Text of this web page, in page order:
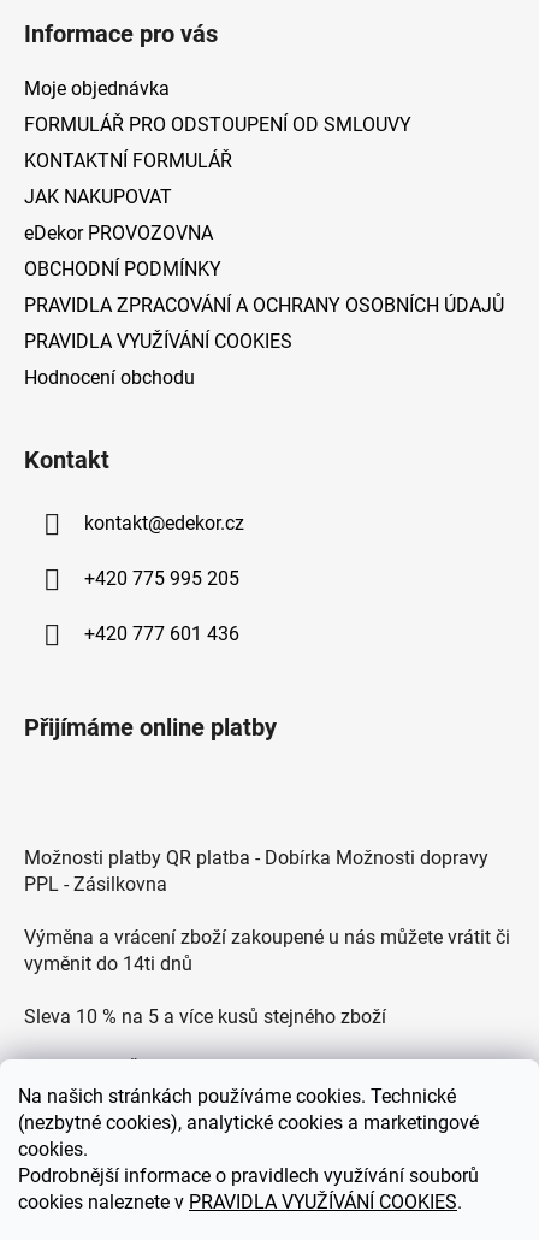
Na našich stránkách používáme cookies. Technické
(nezbytné cookies), analytické cookies a marketingové
cookies.
Podrobnější informace o pravidlech využívání souborů
cookies naleznete v PRAVIDLA VYUŽÍVÁNÍ COOKIES.
í
p
ý
i
Informace pro vás
Moje objednávka
FORMULÁŘ PRO ODSTOUPENÍ OD SMLOUVY
KONTAKTNÍ FORMULÁŘ
JAK NAKUPOVAT
eDekor PROVOZOVNA
OBCHODNÍ PODMÍNKY
PRAVIDLA ZPRACOVÁNÍ A OCHRANY OSOBNÍCH ÚDAJŮ
PRAVIDLA VYUŽÍVÁNÍ COOKIES
Hodnocení obchodu
Kontakt
kontakt@edekor.cz
+420 775 995 205
+420 777 601 436
Přijímáme online platby
Možnosti platby QR platba - Dobírka Možnosti dopravy
PPL - Zásilkovna
Výměna a vrácení zboží zakoupené u nás můžete vrátit či
vyměnit do 14ti dnů
Sleva 10 % na 5 a více kusů stejného zboží
Zákaznická podpora každý všední den od 9.00 do 18.00
hodin